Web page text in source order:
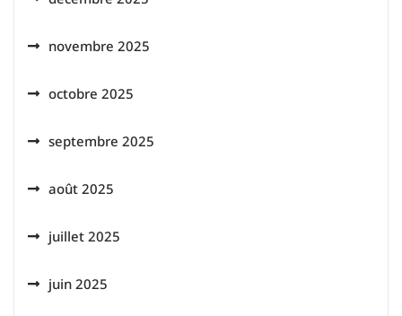
novembre 2025
octobre 2025
septembre 2025
août 2025
juillet 2025
juin 2025